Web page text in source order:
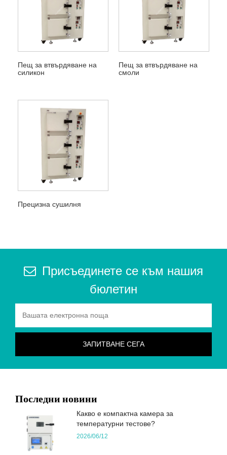
Пещ за втвърдяване на
силикон
Пещ за втвърдяване на
смоли
Прецизна сушилня
Присъединете се към нашия
бюлетин
Последни новини
Какво е компактна камера за
температурни тестове?
2026/06/12